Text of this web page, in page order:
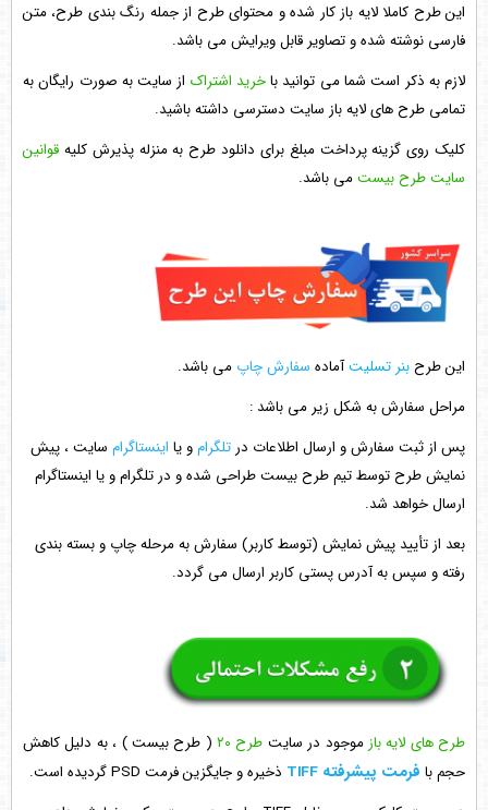
این طرح کاملا لایه باز کار شده و محتوای طرح از جمله رنگ بندی طرح، متن
فارسی نوشته شده و تصاویر قابل ویرایش می باشد.
لازم به ذکر است شما می توانید باخرید اشتراک از سایت به صورت رایگان به
تمامی طرح های لایه باز سایت دسترسی داشته باشید.
کلیک روی گزینه پرداخت مبلغ برای دانلود طرح به منزله پذیرش کلیه قوانین
سایت طرح بیستمی باشد.
این طرحبنر تسلیتآماده سفارش چاپ می باشد.
مراحل سفارش به شکل زیر می باشد :
پس از ثبت سفارش و ارسال اطلاعات درتلگرامو یا اینستاگرام سایت ، پیش
نمایش طرح توسط تیم طرح بیست طراحی شده و در تلگرام و یا اینستاگرام
ارسال خواهد شد.
بعد از تأیید پیش نمایش (توسط کاربر) سفارش به مرحله چاپ و بسته بندی
رفته و سپس به آدرس پستی کاربر ارسال می گردد.
طرح های لایه بازموجود در سایت طرح ۲۰
( طرح بیست ) ، به دلیل کاهش
حجم با فرمت پیشرفته TIFF
ذخیره و جایگزین فرمت PSD گردیده است.